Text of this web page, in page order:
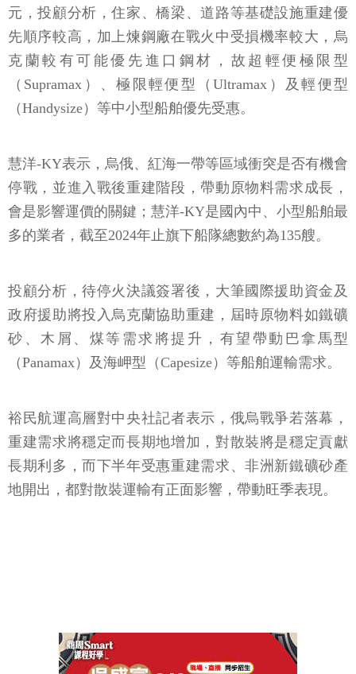
元，投顧分析，住家、橋梁、道路等基礎設施重建優
先順序較高，加上煉鋼廠在戰火中受損機率較大，烏
克蘭較有可能優先進口鋼材，故超輕便極限型
（Supramax）、極限輕便型（Ultramax）及輕便型
（Handysize）等中小型船舶優先受惠。
慧洋-KY表示，烏俄、紅海一帶等區域衝突是否有機會
停戰，並進入戰後重建階段，帶動原物料需求成長，
會是影響運價的關鍵；慧洋-KY是國內中、小型船舶最
多的業者，截至2024年止旗下船隊總數約為135艘。
投顧分析，待停火決議簽署後，大筆國際援助資金及
政府援助將投入烏克蘭協助重建，屆時原物料如鐵礦
砂、木屑、煤等需求將提升，有望帶動巴拿馬型
（Panamax）及海岬型（Capesize）等船舶運輸需求。
裕民航運高層對中央社記者表示，俄烏戰爭若落幕，
重建需求將穩定而長期地增加，對散裝將是穩定貢獻
長期利多，而下半年受惠重建需求、非洲新鐵礦砂產
地開出，都對散裝運輸有正面影響，帶動旺季表現。